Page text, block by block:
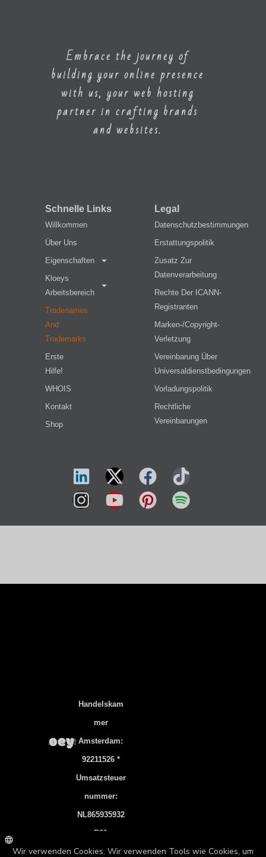
Embrace the journey of
building your online presence
with us, your web hosting
partner in crafting brands
and websites.
Schnelle Links
Willkommen
Über Uns
Eigenschaften
Kloeys
Arbeitsbereich
Tradenames
And
Trademarks
Erste
Hilfe!
WHOIS
Kontakt
Shop
Legal
Datenschutzbestimmungen
Erstattungspolitik
Zusatz Zur
Datenverarbeitung
Rechte Der ICANN-
Registranten
Marken-/Copyright-
Verletzung
Vereinbarung Über
Universaldienstbedingungen
Vorladungspolitik
Rechtliche
Vereinbarungen
Handelskam
Mer
Amsterdam:
92211526 *
Umsatzsteuer
Nummer:
NL865935932
B01
Bankverbindu
Русский
简体中文
हिन्दी